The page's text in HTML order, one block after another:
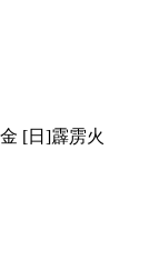
[日]霹雳火